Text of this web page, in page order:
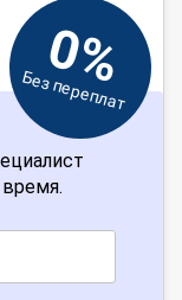
0%
Без переплат